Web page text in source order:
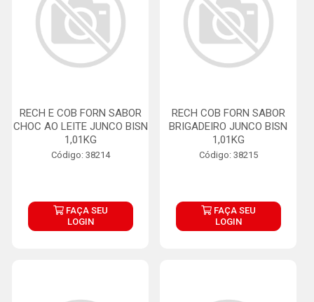
RECH E COB FORN SABOR
CHOC AO LEITE JUNCO BISN
1,01KG
Código: 38214
FAÇA SEU
LOGIN
RECH COB FORN SABOR
BRIGADEIRO JUNCO BISN
1,01KG
Código: 38215
FAÇA SEU
LOGIN